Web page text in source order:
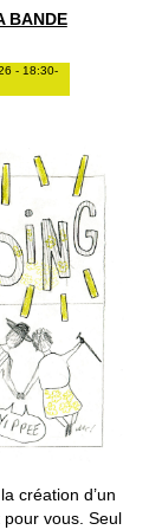
BANDE
- 18:30-
création d’un
pour vous. Seul